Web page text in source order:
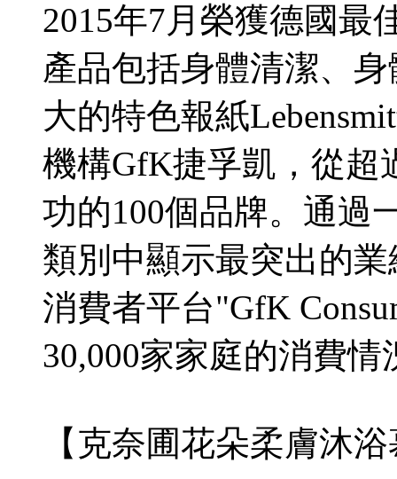
2015年7月榮獲德國最
產品包括身體清潔、
大的特色報紙
機構GfK捷孚凱，從超
功的100個品牌。通過
類別中顯示最突出的
消費者平台"GfK
30,000家家庭的消費情
【克奈圃花朵柔膚沐